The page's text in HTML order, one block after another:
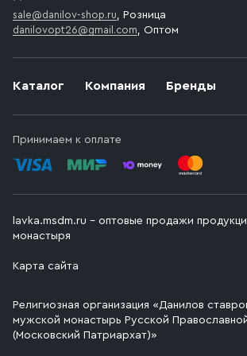
Каталог Компания Бренды
Принимаем к оплате
sale@danilov-shop.ru, Розница
danilovopt26@gmail.com, Оптом
lavka.msdm.ru – оптовые продажи
монастыря
Карта сайта
Религиозная организация «Данилов
мужской монастырь Русской
(Московский Патриархат)»